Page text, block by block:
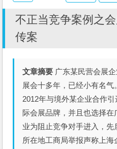
不正当竞争案例之
传案
文章摘要 广东某民营会展
展会十多年，已经小有名
2012年与境外某企业合作
际会展品牌，并且也选择
业为阻止竞争对手进入，
所在地工商局举报声称上